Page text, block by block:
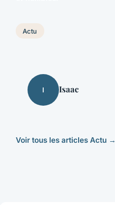
Actu
I Isaac
Voir tous les articles Actu →